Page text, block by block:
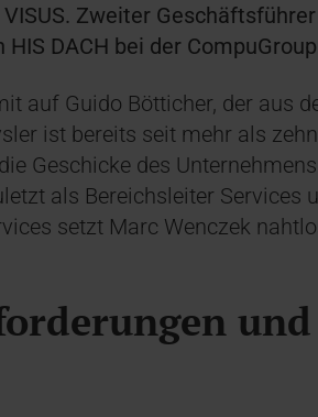
Zweiter
DACH bei der
auf Guido Bötticher, der aus
ist bereits seit mehr als
Geschicke des
als Bereichsleiter Services
setzt Marc Wenczek